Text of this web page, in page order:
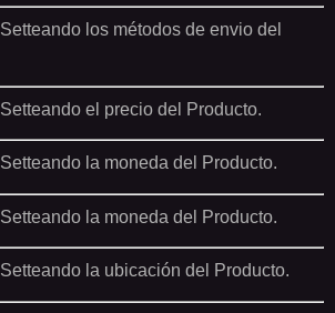
Setteando los métodos de envio del
Setteando el precio del Producto.
Setteando la moneda del Producto.
Setteando la moneda del Producto.
Setteando la ubicación del Producto.